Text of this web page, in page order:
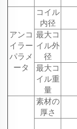
アンコ
イラー
パラメ
ータ
コイル
内径
最大コ
イル外
径
最大コ
イル重
量
素材の
厚さ